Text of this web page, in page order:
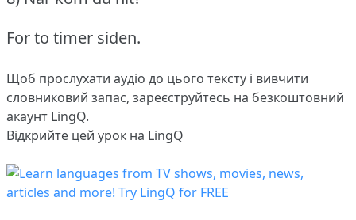
For to timer siden.
Щоб прослухати аудіо до цього тексту і вивчити
словниковий запас, зареєструйтесь на безкоштовний
акаунт LingQ.
Відкрийте цей урок на LingQ